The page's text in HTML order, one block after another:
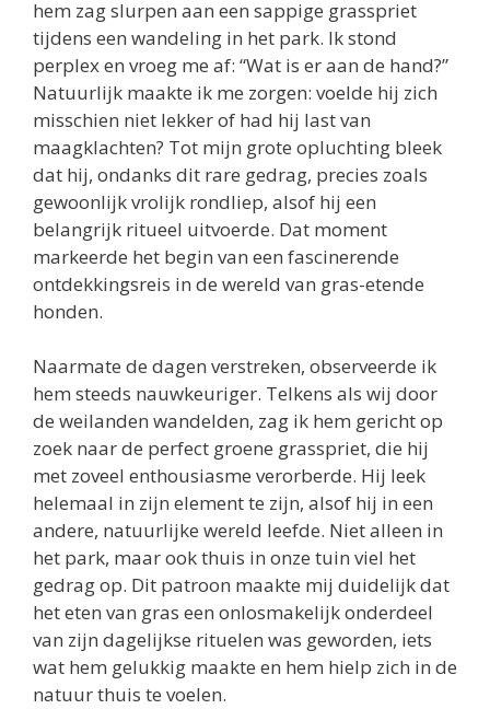
hem zag slurpen aan een sappige grasspriet
tijdens een wandeling in het park. Ik stond
perplex en vroeg me af: “Wat is er aan de hand?”
Natuurlijk maakte ik me zorgen: voelde hij zich
misschien niet lekker of had hij last van
maagklachten? Tot mijn grote opluchting bleek
dat hij, ondanks dit rare gedrag, precies zoals
gewoonlijk vrolijk rondliep, alsof hij een
belangrijk ritueel uitvoerde. Dat moment
markeerde het begin van een fascinerende
ontdekkingsreis in de wereld van gras-etende
honden.
Naarmate de dagen verstreken, observeerde ik
hem steeds nauwkeuriger. Telkens als wij door
de weilanden wandelden, zag ik hem gericht op
zoek naar de perfect groene grasspriet, die hij
met zoveel enthousiasme verorberde. Hij leek
helemaal in zijn element te zijn, alsof hij in een
andere, natuurlijke wereld leefde. Niet alleen in
het park, maar ook thuis in onze tuin viel het
gedrag op. Dit patroon maakte mij duidelijk dat
het eten van gras een onlosmakelijk onderdeel
van zijn dagelijkse rituelen was geworden, iets
wat hem gelukkig maakte en hem hielp zich in de
natuur thuis te voelen.